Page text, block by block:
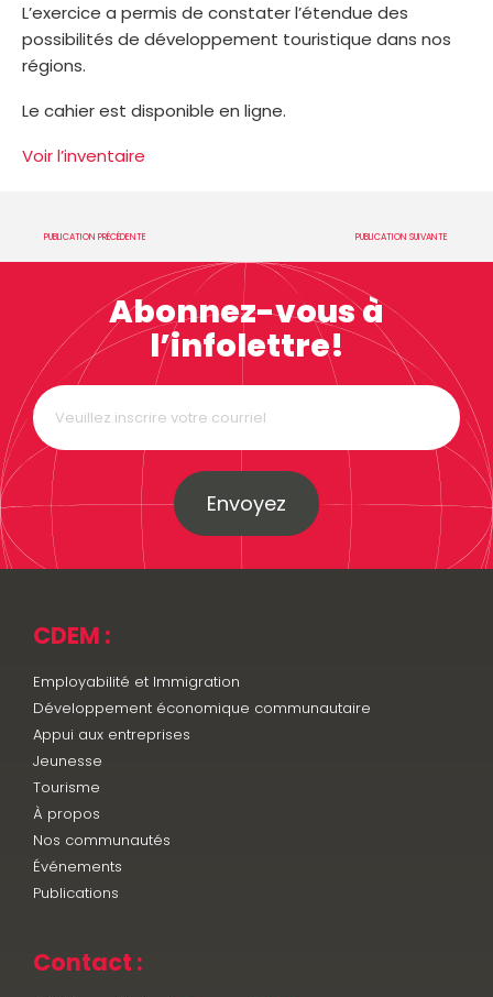
L’exercice a permis de constater l’étendue des
possibilités de développement touristique dans nos
régions.
Le cahier est disponible en ligne.
Voir l’inventaire
PUBLICATION PRÉCÉDENTE PUBLICATION SUIVANTE
Abonnez-vous à
l’infolettre!
Envoyez
CDEM :
Employabilité et Immigration
Développement économique communautaire
Appui aux entreprises
Jeunesse
Tourisme
À propos
Nos communautés
Événements
Publications
Contact :